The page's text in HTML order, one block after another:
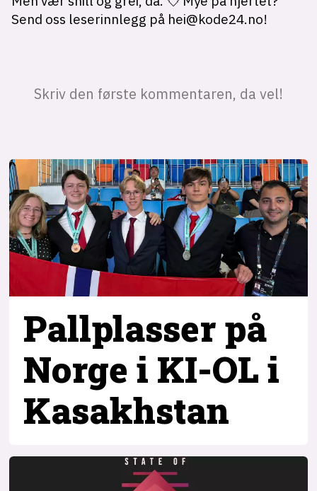
Pallplasser på
Norge i KI-OL i
Kasakhstan